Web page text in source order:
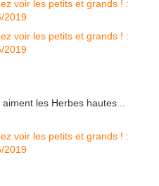
les Herbes hautes...